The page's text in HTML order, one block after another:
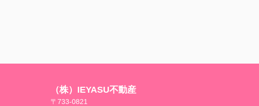
（株）IEYASU不動産
〒733-0821